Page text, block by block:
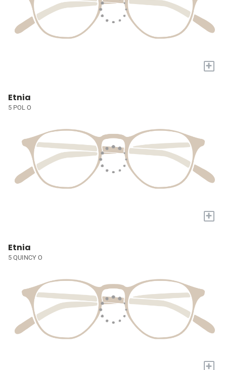
+
Etnia
5 POL O
+
Etnia
5 QUINCY O
+